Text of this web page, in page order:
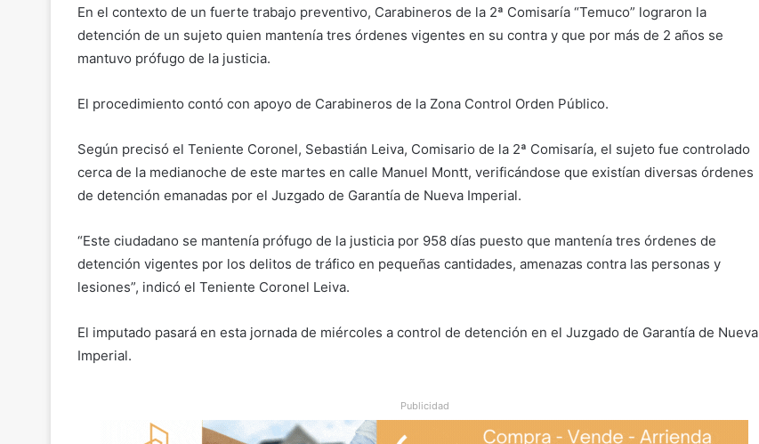
En el contexto de un fuerte trabajo preventivo, Carabineros de la 2ª Comisaría “Temuco” lograron la
detención de un sujeto quien mantenía tres órdenes vigentes en su contra y que por más de 2 años se
mantuvo prófugo de la justicia.
El procedimiento contó con apoyo de Carabineros de la Zona Control Orden Público.
Según precisó el Teniente Coronel, Sebastián Leiva, Comisario de la 2ª Comisaría, el sujeto fue controlado
cerca de la medianoche de este martes en calle Manuel Montt, verificándose que existían diversas órdenes
de detención emanadas por el Juzgado de Garantía de Nueva Imperial.
“Este ciudadano se mantenía prófugo de la justicia por 958 días puesto que mantenía tres órdenes de
detención vigentes por los delitos de tráfico en pequeñas cantidades, amenazas contra las personas y
lesiones”, indicó el Teniente Coronel Leiva.
El imputado pasará en esta jornada de miércoles a control de detención en el Juzgado de Garantía de Nueva
Imperial.
Publicidad